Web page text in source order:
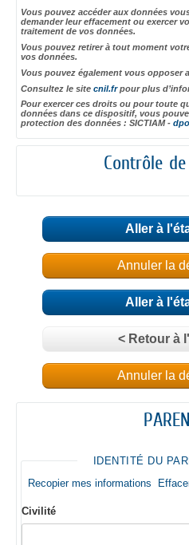
Vous pouvez accéder aux données
demander leur effacement ou exercer
traitement de vos données.
Vous pouvez retirer à tout moment
vos données.
Vous pouvez également vous opposer
Consultez le site cnil.frpour plus
Pour exercer ces droits ou pour toute
données dans ce dispositif, vous
protection des données : SICTIAM -
Contrôle
Aller à
Annuler la
Aller à
< Retour à
Annuler la
IDENTITÉ DU
Recopier mes informations
Civilité